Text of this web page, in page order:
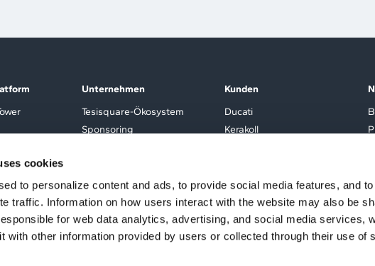
cookies
to personalize content and ads, to provide social media features, and to
traffic. Information on how users interact with the website may also be
for web data analytics, advertising, and social media services,
with other information provided by users or collected through their use of
Integration
Unternehmen
Tesisquare-Ökosystem
Sponsoring
Karriere
Kunden
Ducati
Kerakoll
Conad
Westwing
Kunden